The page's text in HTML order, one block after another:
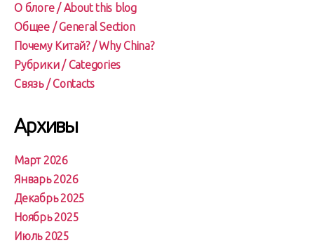
О блоге / About this blog
Общее / General Section
Почему Китай? / Why China?
Рубрики / Categories
Связь / Contacts
Архивы
Март 2026
Январь 2026
Декабрь 2025
Ноябрь 2025
Июль 2025